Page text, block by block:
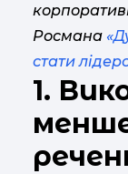
Росмана
стати
1.